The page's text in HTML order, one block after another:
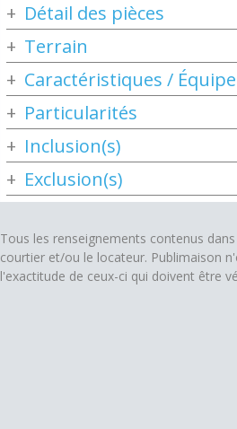
Détail des pièces
Terrain
Caractéristiques /
Particularités
Inclusion(s)
Exclusion(s)
Tous les renseignements contenus
courtier et/ou le locateur. Publimaison
l'exactitude de ceux-ci qui doivent être